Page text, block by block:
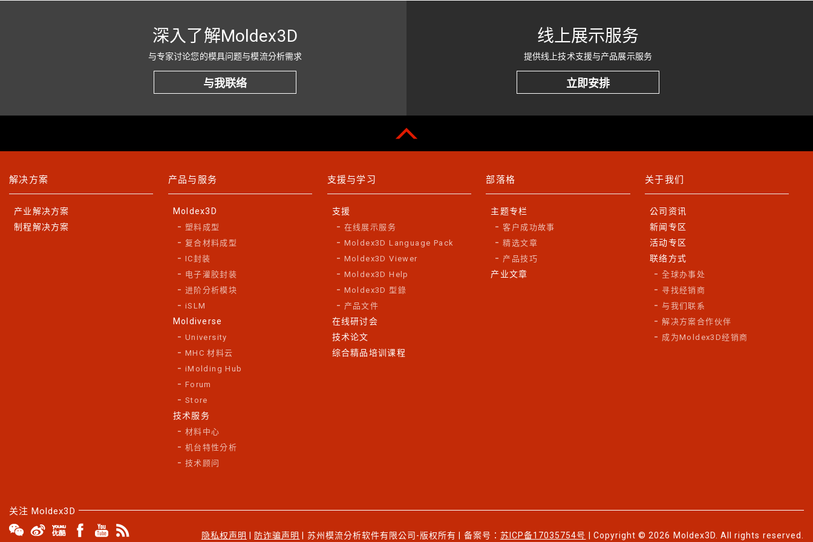
深入了解Moldex3D
与专家讨论您的模具问题与模流分析需求
与我联络
线上展示服务
提供线上技术支援与产品展示服务
立即安排
解决方案
产业解决方案
制程解决方案
产品与服务
Moldex3D
塑料成型
复合材料成型
IC封装
电子灌胶封装
进阶分析模块
iSLM
Moldiverse
University
MHC 材料云
iMolding Hub
Forum
Store
技术服务
材料中心
机台特性分析
技术顾问
支援与学习
支援
在线展示服务
Moldex3D Language Pack
Moldex3D Viewer
Moldex3D Help
Moldex3D 型錄
产品文件
在线研讨会
技术论文
综合精品培训课程
部落格
主题专栏
客户成功故事
精选文章
产品技巧
产业文章
关于我们
公司资讯
新闻专区
活动专区
联络方式
全球办事处
寻找经销商
与我们联系
解决方案合作伙伴
成为Moldex3D经销商
关注 Moldex3D
隐私权声明 防诈骗声明 | 苏州模流分析软件有限公司-版权所有 | 备案号： 苏ICP备17035754号 | Copyright © 2026 Moldex3D. All rights reserved.